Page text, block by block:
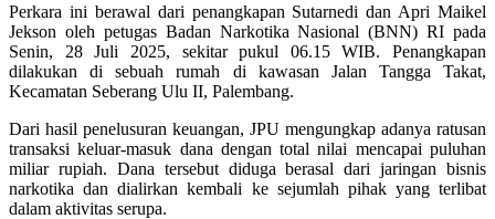
Perkara ini berawal dari penangkapan Sutarnedi dan Apri Maikel
Jekson oleh petugas Badan Narkotika Nasional (BNN) RI pada
Senin, 28 Juli 2025, sekitar pukul 06.15 WIB. Penangkapan
dilakukan di sebuah rumah di kawasan Jalan Tangga Takat,
Kecamatan Seberang Ulu II, Palembang.
Dari hasil penelusuran keuangan, JPU mengungkap adanya ratusan
transaksi keluar-masuk dana dengan total nilai mencapai puluhan
miliar rupiah. Dana tersebut diduga berasal dari jaringan bisnis
narkotika dan dialirkan kembali ke sejumlah pihak yang terlibat
dalam aktivitas serupa.